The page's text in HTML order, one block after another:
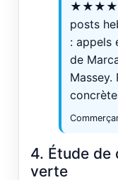
★★★★★
posts
: appels
de
4. Étude de
verte